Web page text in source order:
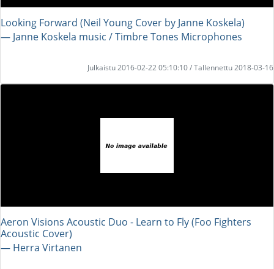
Looking Forward (Neil Young Cover by Janne Koskela)
― Janne Koskela music / Timbre Tones Microphones
Julkaistu 2016-02-22 05:10:10 / Tallennettu 2018-03-16
Aeron Visions Acoustic Duo - Learn to Fly (Foo Fighters
Acoustic Cover)
― Herra Virtanen